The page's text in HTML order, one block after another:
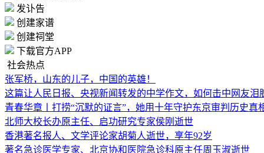
发讣告
创建家谱
创建祠堂
下载官方APP
社会热点
张军桥，山东的儿子，中国的英雄！
这篇让人民日报、央视新闻转发的中学作文，如何击中网友
青春华章丨打捞“沉默的证言”，她用十年守护东京审判历史真
北师大校长办原主任、启功研究专家侯刚逝世
香港著名报人、文学评论家胡菊人逝世，享年92岁
著名急诊医学专家、北京协和医院急诊科原主任周玉淑逝世